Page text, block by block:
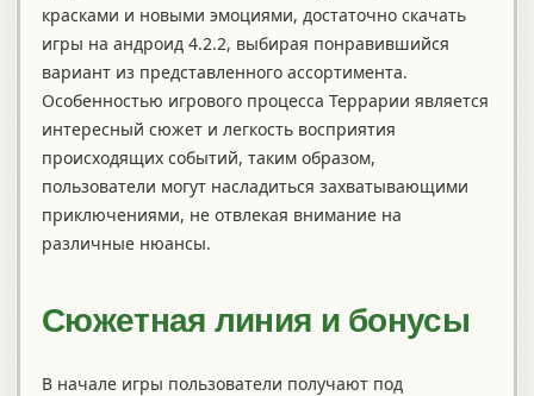
красками и новыми эмоциями, достаточно скачать
игры на андроид 4.2.2, выбирая понравившийся
вариант из представленного ассортимента.
Особенностью игрового процесса Террарии является
интересный сюжет и легкость восприятия
происходящих событий, таким образом,
пользователи могут насладиться захватывающими
приключениями, не отвлекая внимание на
различные нюансы.
Сюжетная линия и бонусы
В начале игры пользователи получают под